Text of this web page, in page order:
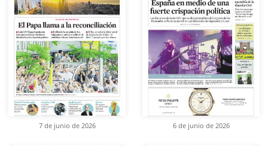
7 de junio de 2026 6 de junio de 2026